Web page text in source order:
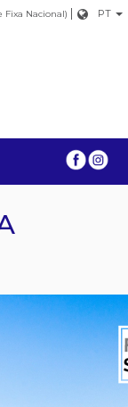
Fixa Nacional) | PT